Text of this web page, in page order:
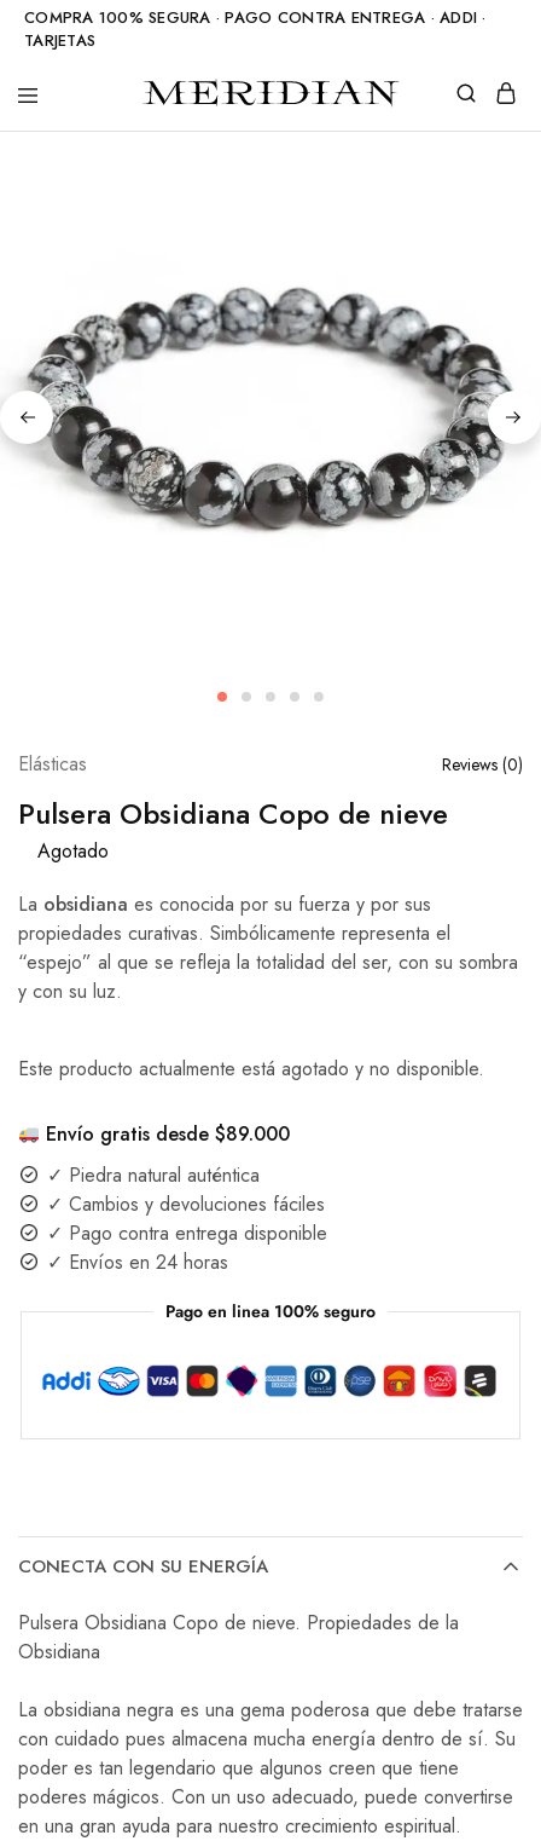
COMPRA 100% SEGURA · PAGO CONTRA ENTREGA · ADDI ·
TARJETAS
Meridian
Accesorios
Elásticas Reviews (0)
Pulsera Obsidiana Copo de nieve
Agotado
La obsidiana es conocida por su fuerza y por sus
propiedades curativas. Simbólicamente representa el
“espejo” al que se refleja la totalidad del ser, con su sombra
y con su luz.
Este producto actualmente está agotado y no disponible.
Envío gratis desde $89.000
✓ Piedra natural auténtica
✓ Cambios y devoluciones fáciles
✓ Pago contra entrega disponible
✓ Envíos en 24 horas
Pago en linea 100% seguro
CONECTA CON SU ENERGÍA
Pulsera Obsidiana Copo de nieve. Propiedades de la
Obsidiana
La obsidiana negra es una gema poderosa que debe tratarse
con cuidado pues almacena mucha energía dentro de sí. Su
poder es tan legendario que algunos creen que tiene
poderes mágicos. Con un uso adecuado, puede convertirse
en una gran ayuda para nuestro crecimiento espiritual.